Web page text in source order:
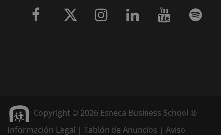
Copyright © 2026 Esneca Business School ®
Información Legal | Tablón de Anuncios | Aviso